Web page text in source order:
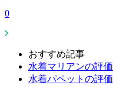
0
おすすめ記事
水着マリアンの評価
水着パペットの評価